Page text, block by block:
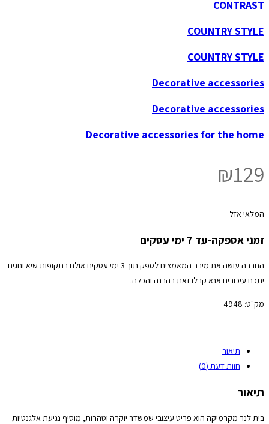
CONTRAST
COUNTRY STYLE
COUNTRY STYLE
Decorative accessories
Decorative accessories
Decorative accessories for the home
₪129
המלאי אזל
זמני אספקה-עד 7 ימי עסקים
החברה עושה את מירב המאמצים לספק תוך 3 ימי עסקים אולם בתקופות שיא וחגים
יתכנו עיכובים אנא קבלו זאת בהבנה והכלה.
מק"ט: 4948
תיאור
חוות דעת (0)
תיאור
בית לנר מקרמיקה הוא פריט עיצובי שמשדר יוקרה וטהרות, מוסיף נגיעת אלגנטיות